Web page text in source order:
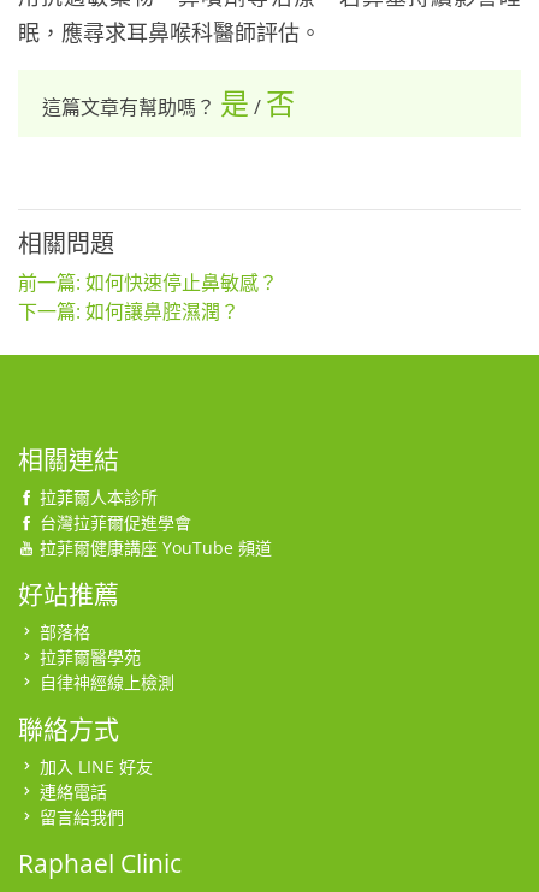
眠，應尋求耳鼻喉科醫師評估。
這篇文章有幫助嗎？ 是 / 否
相關問題
前一篇: 如何快速停止鼻敏感？
下一篇: 如何讓鼻腔濕潤？
相關連結
拉菲爾人本診所
台灣拉菲爾促進學會
拉菲爾健康講座 YouTube 頻道
好站推薦
部落格
拉菲爾醫學苑
自律神經線上檢測
聯絡方式
加入 LINE 好友
連絡電話
留言給我們
Raphael Clinic